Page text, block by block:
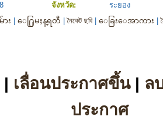
จังหวัด:
ระยอง
း ​ေ႐ြမႈန္​ရတီ |নৈকেট ছবি ေခြးေအာကား |
| เลื่อนประกาศขึ้น| ล
ประกาศ